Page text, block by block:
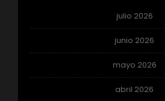
julio 2026
junio 2026
mayo 2026
abril 2026